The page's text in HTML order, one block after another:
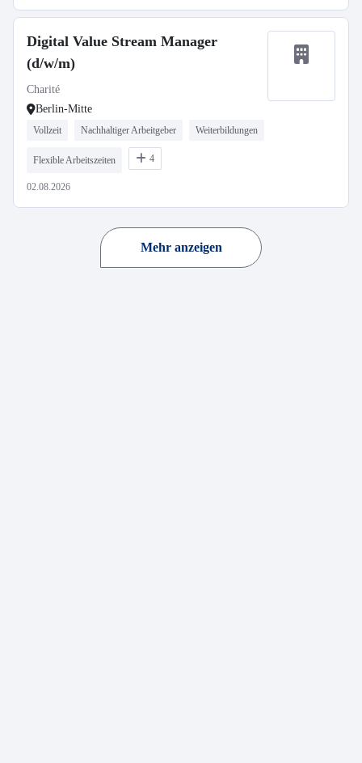
Digital Value Stream Manager
(d/w/m)
Charité
Berlin-Mitte
Vollzeit Nachhaltiger Arbeitgeber Weiterbildungen
Flexible Arbeitszeiten 4
02.08.2026
Mehr anzeigen